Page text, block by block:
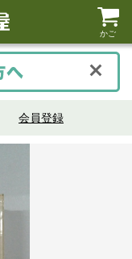
かご
会員登録